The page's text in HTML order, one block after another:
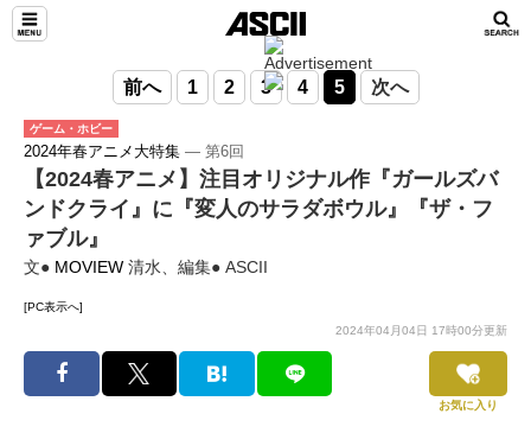
前へ 1 2 3 4 5 次へ
ゲーム・ホビー
2024年春アニメ大特集 ― 第6回
【2024春アニメ】注目オリジナル作『ガールズバ
ンドクライ』に『変人のサラダボウル』『ザ・フ
ァブル』
文● MOVIEW 清水、編集● ASCII
[PC表示へ]
2024年04月04日 17時00分更新
お気に入り